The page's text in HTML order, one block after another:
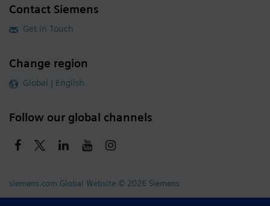
Contact Siemens
Get in Touch
Change region
Global | English
Follow our global channels
siemens.com Global Website © 2026 Siemens